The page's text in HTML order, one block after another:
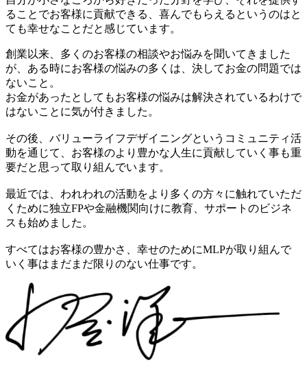
ることでお客様に貢献できる、喜んでもらえるというのはと
ても幸せなことだと感じています。
創業以来、多くのお客様の相談やお悩みを聞いてきました
が、ある時にお客様の悩みの多くは、決してお金の問題では
ないこと。
お金があったとしてもお客様の悩みは解決されているわけで
はないことに気が付きました。
その後、バリューライフデザイニングというコミュニティ活
動を通じて、お客様のより豊かな人生に貢献していく事も重
要だと思って取り組んでいます。
最近では、われわれの活動をより多くの方々に触れていただ
くために独立FPや金融機関向けに教育、サポートのビジネ
スも始めました。
すべてはお客様の豊かさ、幸せのためにMLPが取り組んで
いく事はまだまだ限りのない仕事です。